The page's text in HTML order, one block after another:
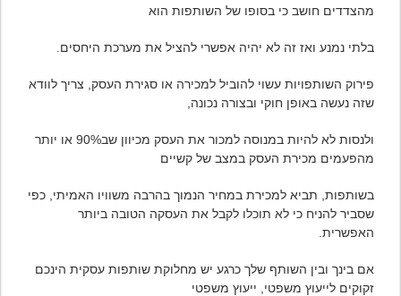
מהצדדים חושב כי בסופו של השותפות הוא
בלתי נמנע ואז זה לא יהיה אפשרי להציל את מערכת היחסים.
פירוק השותפויות עשוי להוביל למכירה או סגירת העסק, צריך לוודא
שזה נעשה באופן חוקי ובצורה נכונה,
ולנסות לא להיות במנוסה למכור את העסק מכיוון שב90% או יותר
מהפעמים מכירת העסק במצב של קשיים
בשותפות, תביא למכירת במחיר הנמוך בהרבה משוויו האמיתי, כפי
שסביר להניח כי לא תוכלו לקבל את העסקה הטובה ביותר
האפשרית.
אם בינך ובין השותף שלך כרגע יש מחלוקת שותפות עסקית הינכם
זקוקים לייעוץ משפטי, ייעוץ משפטי